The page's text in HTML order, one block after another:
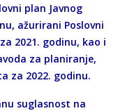
plan Javnog
ažurirani Poslovni
2021. godinu, kao i
za planiranje,
za 2022. godinu.
suglasnost na